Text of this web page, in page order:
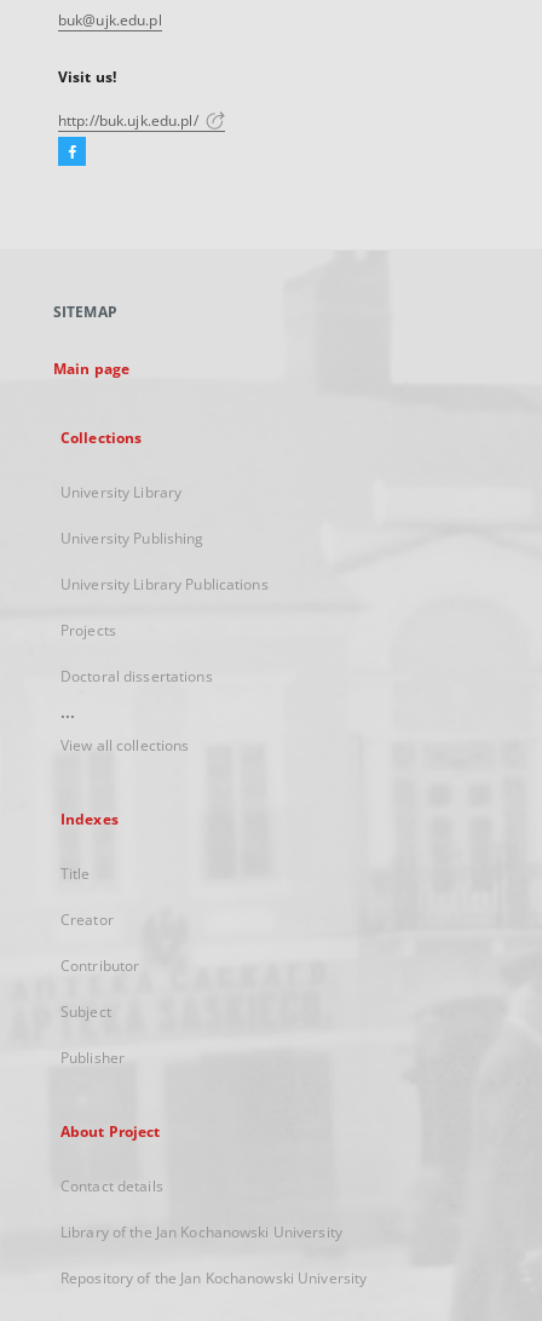
buk@ujk.edu.pl
Visit us!
http://buk.ujk.edu.pl/
Facebook
new
SITEMAP
Main page
Collections
University Library
University Publishing
University Library Publications
Projects
Doctoral dissertations
...
View all collections
Indexes
Title
Creator
Contributor
Subject
Publisher
About Project
Contact details
Library of the Jan Kochanowski University
Repository of the Jan Kochanowski University